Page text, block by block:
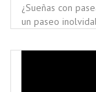
¿Sueñas con
un paseo